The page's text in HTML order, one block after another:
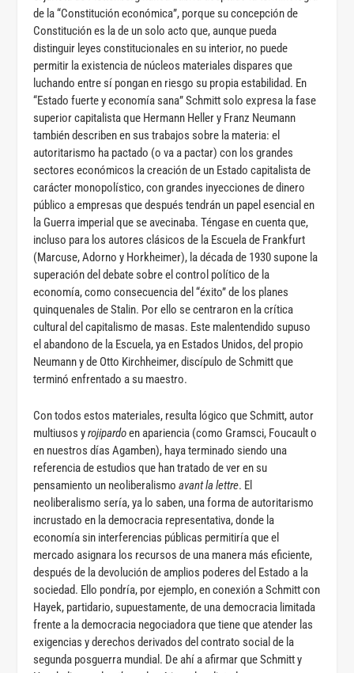
de la “Constitución económica”, porque su concepción de
Constitución es la de un solo acto que, aunque pueda
distinguir leyes constitucionales en su interior, no puede
permitir la existencia de núcleos materiales dispares que
luchando entre sí pongan en riesgo su propia estabilidad. En
“Estado fuerte y economía sana” Schmitt solo expresa la fase
superior capitalista que Hermann Heller y Franz Neumann
también describen en sus trabajos sobre la materia: el
autoritarismo ha pactado (o va a pactar) con los grandes
sectores económicos la creación de un Estado capitalista de
carácter monopolístico, con grandes inyecciones de dinero
público a empresas que después tendrán un papel esencial en
la Guerra imperial que se avecinaba. Téngase en cuenta que,
incluso para los autores clásicos de la Escuela de Frankfurt
(Marcuse, Adorno y Horkheimer), la década de 1930 supone la
superación del debate sobre el control político de la
economía, como consecuencia del “éxito” de los planes
quinquenales de Stalin. Por ello se centraron en la crítica
cultural del capitalismo de masas. Este malentendido supuso
el abandono de la Escuela, ya en Estados Unidos, del propio
Neumann y de Otto Kirchheimer, discípulo de Schmitt que
terminó enfrentado a su maestro.
Con todos estos materiales, resulta lógico que Schmitt, autor
multiusos yrojipardoen apariencia (como Gramsci, Foucault o
en nuestros días Agamben), haya terminado siendo una
referencia de estudios que han tratado de ver en su
pensamiento un neoliberalismoavant la lettre. El
neoliberalismo sería, ya lo saben, una forma de autoritarismo
incrustado en la democracia representativa, donde la
economía sin interferencias públicas permitiría que el
mercado asignara los recursos de una manera más eficiente,
después de la devolución de amplios poderes del Estado a la
sociedad. Ello pondría, por ejemplo, en conexión a Schmitt con
Hayek, partidario, supuestamente, de una democracia limitada
frente a la democracia negociadora que tiene que atender las
exigencias y derechos derivados del contrato social de la
segunda posguerra mundial. De ahí a afirmar que Schmitt y